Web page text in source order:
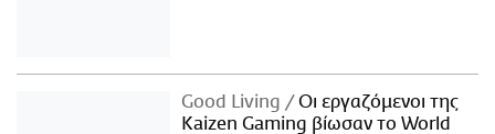
Good Living
Οι εργαζόμενοι της
Kaizen Gaming βίωσαν το World